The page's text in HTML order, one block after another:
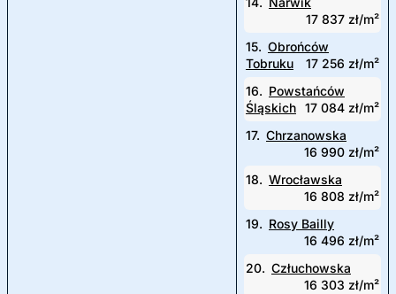
17 837 zł/m²
15. Obrońców
Tobruku
17 256 zł/m²
16. Powstańców
Śląskich 17 084 zł/m²
17. Chrzanowska
16 990 zł/m²
18. Wrocławska
16 808 zł/m²
19. Rosy Bailly
16 496 zł/m²
20. Człuchowska
16 303 zł/m²